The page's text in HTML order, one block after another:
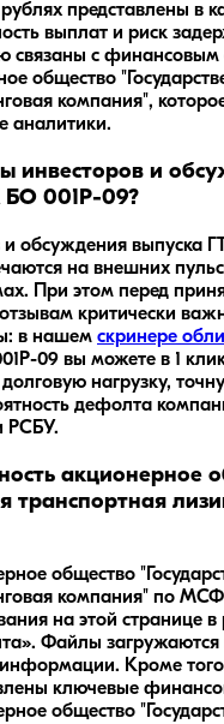
представлены в
выплат и риск
связаны с финансовым
общество
компания",
аналитики.
инвесторов и
БО 001P-09?
обсуждения выпуска
на внешних
При этом перед
критически
в нашем скринере
09 вы можете в 1
нагрузку,
дефолта
РСБУ.
акционерное
транспортная
общество
компания" по
на этой странице в
Файлы
Кроме
ключевые
общество